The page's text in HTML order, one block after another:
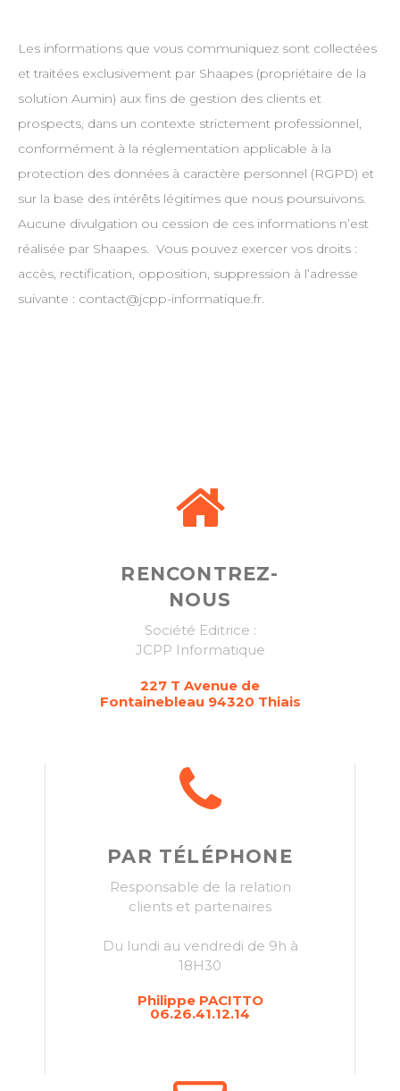
Les informations que vous communiquez sont collectées
et traitées exclusivement par Shaapes (propriétaire de la
solution Aumin) aux fins de gestion des clients et
prospects, dans un contexte strictement professionnel,
conformément à la réglementation applicable à la
protection des données à caractère personnel (RGPD) et
sur la base des intérêts légitimes que nous poursuivons.
Aucune divulgation ou cession de ces informations n’est
réalisée par Shaapes. Vous pouvez exercer vos droits :
accès, rectification, opposition, suppression à l’adresse
suivante : contact@jcpp-informatique.fr.
RENCONTREZ-
NOUS
Société Editrice :
JCPP Informatique
227 T Avenue de
Fontainebleau 94320 Thiais
PAR TÉLÉPHONE
Responsable de la relation
clients et partenaires
Du lundi au vendredi de 9h à
18H30
Philippe PACITTO
06.26.41.12.14